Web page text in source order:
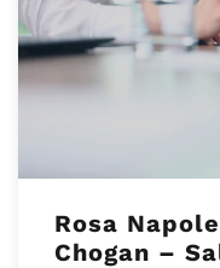
Rosa
Chogan –